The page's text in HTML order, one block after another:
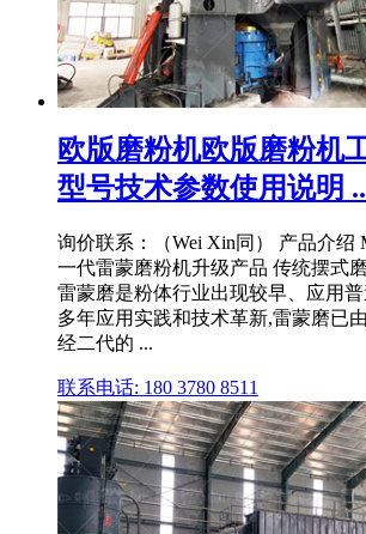
欧版磨粉机欧版磨粉机
型号技术参数使用说明
询价联系：（Wei Xin同） 产品介绍
一代雷蒙磨粉机升级产品 传统摆式
雷蒙磨是粉体行业出现较早、应用
多年应用实践和技术革新,雷蒙磨已
经二代的 ...
联系电话: 180 3780 8511